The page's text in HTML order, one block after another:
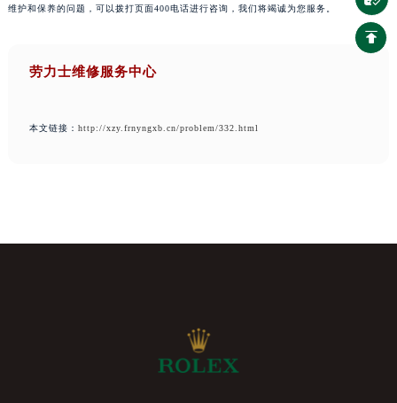
维护和保养的问题，可以拨打页面400电话进行咨询，我们将竭诚为您服务。
劳力士维修服务中心
本文链接： http://xzy.frnyngxb.cn/problem/332.html